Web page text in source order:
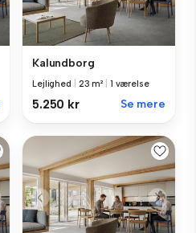
Kalundborg
Lejlighed 23 m² 1 værelse
5.250 kr Se mere